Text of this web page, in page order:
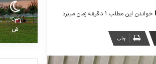
خواندن این مطلب 1 دقیقه زمان میبرد
چاپ
31
℃
ش